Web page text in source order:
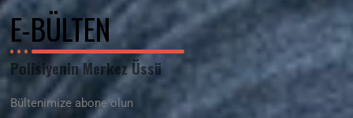
E-BÜLTEN
Polisiyenin Merkez Üssü
Bültenimize abone olun